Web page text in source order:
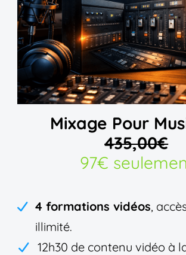
Mixage Pour
435,00€
97€
4 formations vidéos,
illimité.
12h30 de contenu vidéo à